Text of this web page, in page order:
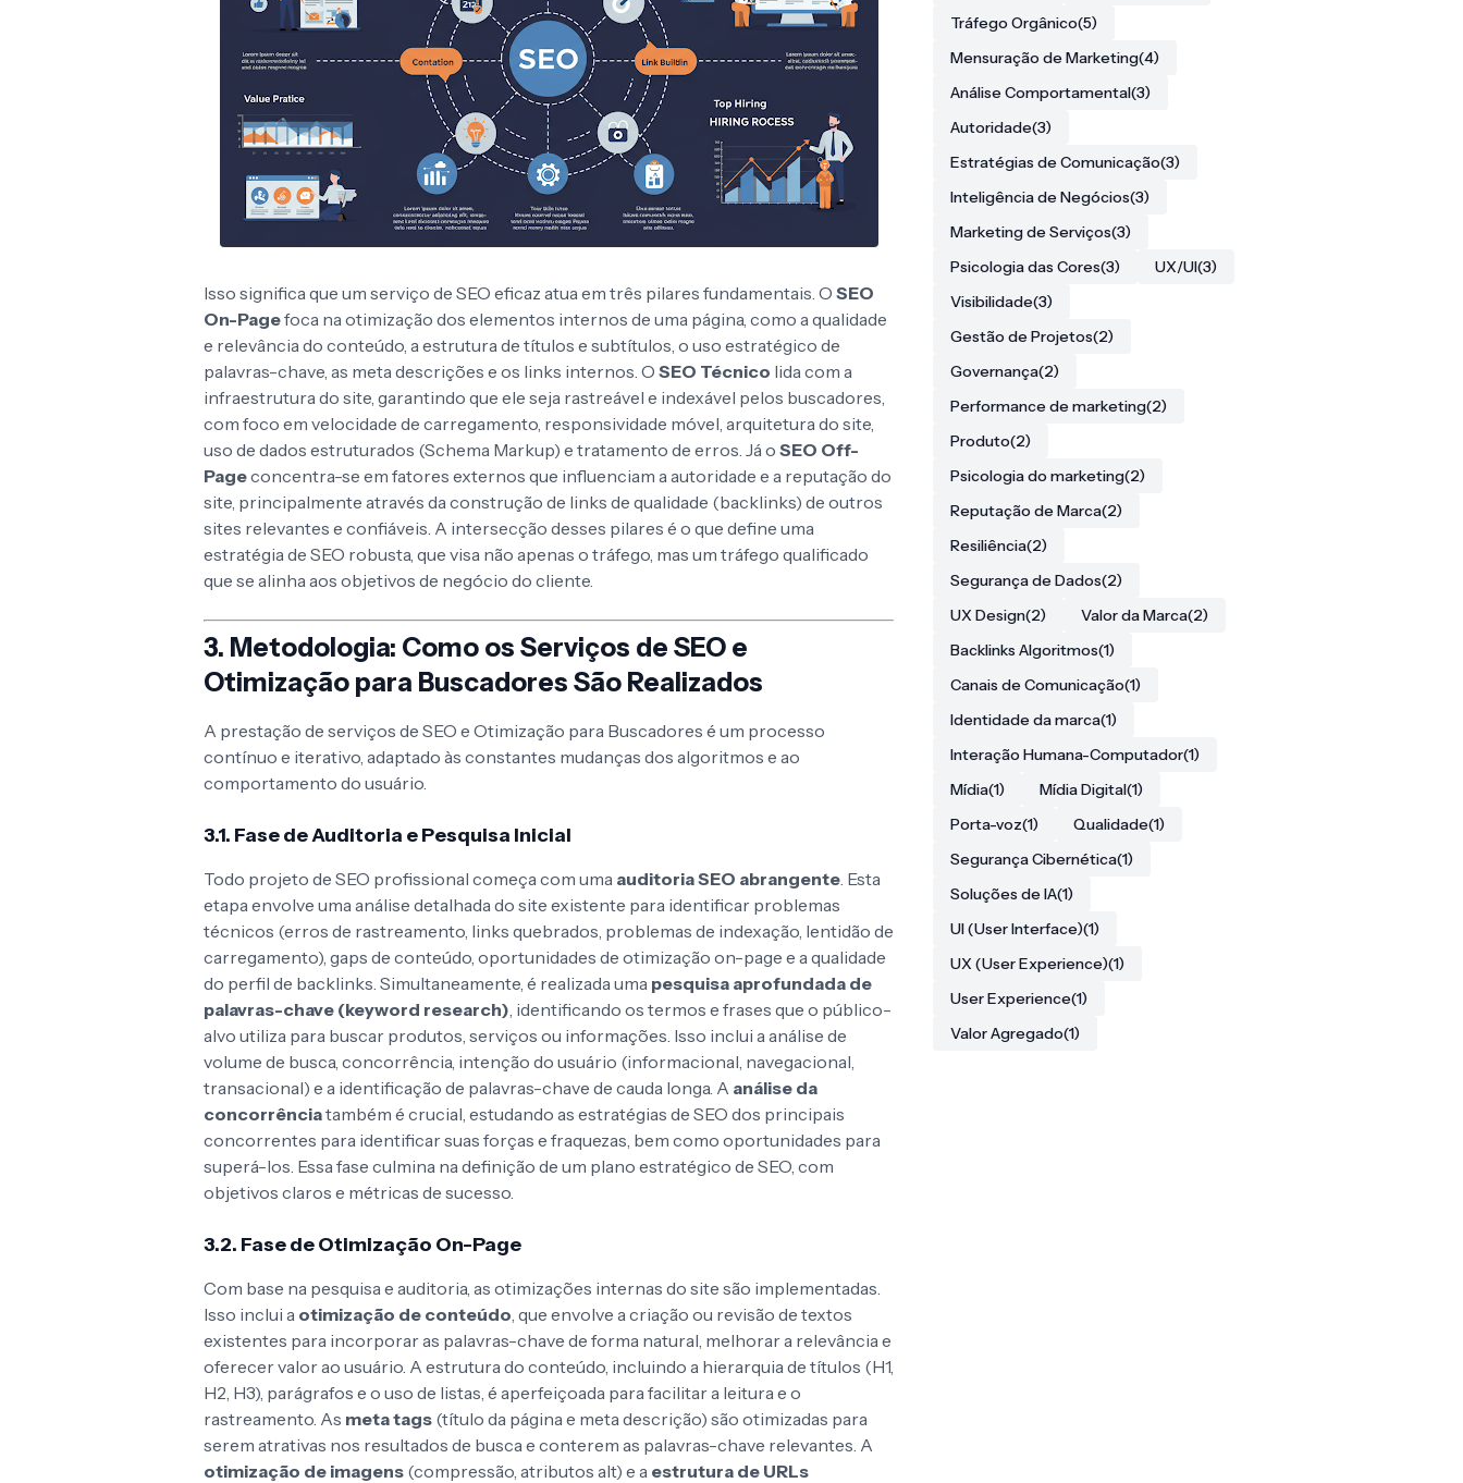
Isso significa que um serviço de SEO eficaz atua em três pilares fundamentais. O SEO
On-Pagefoca na otimização dos elementos internos de uma página, como a qualidade
e relevância do conteúdo, a estrutura de títulos e subtítulos, o uso estratégico de
palavras-chave, as meta descrições e os links internos. O SEO Técnico lida com a
infraestrutura do site, garantindo que ele seja rastreável e indexável pelos buscadores,
com foco em velocidade de carregamento, responsividade móvel, arquitetura do site,
uso de dados estruturados (Schema Markup) e tratamento de erros. Já o SEO Off-
Pageconcentra-se em fatores externos que influenciam a autoridade e a reputação do
site, principalmente através da construção de links de qualidade (backlinks) de outros
sites relevantes e confiáveis. A intersecção desses pilares é o que define uma
estratégia de SEO robusta, que visa não apenas o tráfego, mas um tráfego qualificado
que se alinha aos objetivos de negócio do cliente.
3. Metodologia: Como os Serviços de SEO e
Otimização para Buscadores São Realizados
A prestação de serviços de SEO e Otimização para Buscadores é um processo
contínuo e iterativo, adaptado às constantes mudanças dos algoritmos e ao
comportamento do usuário.
3.1. Fase de Auditoria e Pesquisa Inicial
Todo projeto de SEO profissional começa com uma auditoria SEO abrangente. Esta
etapa envolve uma análise detalhada do site existente para identificar problemas
técnicos (erros de rastreamento, links quebrados, problemas de indexação, lentidão de
carregamento), gaps de conteúdo, oportunidades de otimização on-page e a qualidade
do perfil de backlinks. Simultaneamente, é realizada uma pesquisa aprofundada de
palavras-chave (keyword research), identificando os termos e frases que o público-
alvo utiliza para buscar produtos, serviços ou informações. Isso inclui a análise de
volume de busca, concorrência, intenção do usuário (informacional, navegacional,
transacional) e a identificação de palavras-chave de cauda longa. A análise da
concorrênciatambém é crucial, estudando as estratégias de SEO dos principais
concorrentes para identificar suas forças e fraquezas, bem como oportunidades para
superá-los. Essa fase culmina na definição de um plano estratégico de SEO, com
objetivos claros e métricas de sucesso.
3.2. Fase de Otimização On-Page
Com base na pesquisa e auditoria, as otimizações internas do site são implementadas.
Isso inclui a otimização de conteúdo, que envolve a criação ou revisão de textos
existentes para incorporar as palavras-chave de forma natural, melhorar a relevância e
oferecer valor ao usuário. A estrutura do conteúdo, incluindo a hierarquia de títulos (H1,
H2, H3), parágrafos e o uso de listas, é aperfeiçoada para facilitar a leitura e o
rastreamento. As meta tags (título da página e meta descrição) são otimizadas para
serem atrativas nos resultados de busca e conterem as palavras-chave relevantes. A
otimização de imagens (compressão, atributos alt) e a estrutura de URLs
Tráfego Orgânico(5)
Mensuração de Marketing(4)
Análise Comportamental(3)
Autoridade(3)
Estratégias de Comunicação(3)
Inteligência de Negócios(3)
Marketing de Serviços(3)
Psicologia das Cores(3) UX/UI(3)
Visibilidade(3)
Gestão de Projetos(2)
Governança(2)
Performance de marketing(2)
Produto(2)
Psicologia do marketing(2)
Reputação de Marca(2)
Resiliência(2)
Segurança de Dados(2)
UX Design(2) Valor da Marca(2)
Backlinks Algoritmos(1)
Canais de Comunicação(1)
Identidade da marca(1)
Interação Humana-Computador(1)
Mídia(1) Mídia Digital(1)
Porta-voz(1) Qualidade(1)
Segurança Cibernética(1)
Soluções de IA(1)
UI (User Interface)(1)
UX (User Experience)(1)
User Experience(1)
Valor Agregado(1)